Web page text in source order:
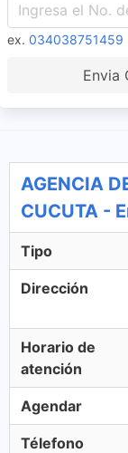
ex. 034038751459
Envia
AGENCIA
CUCUTA -
Tipo
Dirección
Horario de
atención
Agendar
Télefono